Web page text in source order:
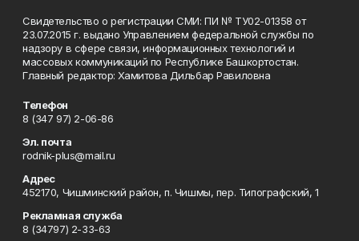
Свидетельство о регистрации СМИ: ПИ № ТУ02-01358 от
23.07.2015 г. выдано Управлением федеральной службы по
надзору в сфере связи, информационных технологий и
массовых коммуникаций по Республике Башкортостан.
Главный редактор: Хамитова Дильбар Равиловна
Телефон
8 (347 97) 2-06-86
Эл. почта
rodnik-plus@mail.ru
Адрес
452170, Чишминский район, п. Чишмы, пер. Типографский, 1
Рекламная служба
8 (34797) 2-33-63